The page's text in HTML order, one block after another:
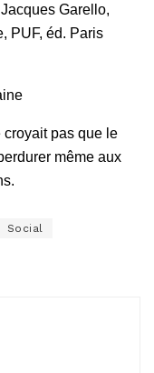
Jacques Garello,
PUF, éd. Paris
croyait pas que le
même aux
Social